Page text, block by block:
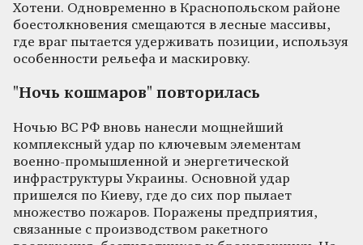
Хотени. Одновременно в Краснопольском районе
боестолкновения смещаются в лесные массивы,
где враг пытается удерживать позиции, используя
особенности рельефа и маскировку.
"Ночь кошмаров" повторилась
Ночью ВС РФ вновь нанесли мощнейший
комплексный удар по ключевым элементам
военно-промышленной и энергетической
инфраструктуры Украины. Основной удар
пришелся по Киеву, где до сих пор пылает
множество пожаров. Поражены предприятия,
связанные с производством ракетного